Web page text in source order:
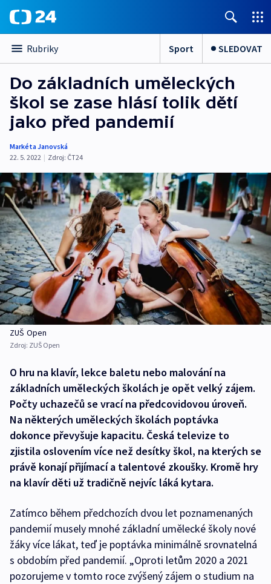
Rubriky Sport SLEDOVAT
Do základních uměleckých
škol se zase hlásí tolik dětí
jako před pandemií
Markéta Janovská
22. 5. 2022 | Zdroj: ČT24
ZUŠ Open
Zdroj: ZUŠ Open
O hru na klavír, lekce baletu nebo malování na
základních uměleckých školách je opět velký zájem.
Počty uchazečů se vrací na předcovidovou úroveň.
Na některých uměleckých školách poptávka
dokonce převyšuje kapacitu. Česká televize to
zjistila oslovením více než desítky škol, na kterých se
právě konají přijímací a talentové zkoušky. Kromě hry
na klavír děti už tradičně nejvíc láká kytara.
Zatímco během předchozích dvou let poznamenaných
pandemií musely mnohé základní umělecké školy nové
žáky více lákat, teď je poptávka minimálně srovnatelná
s obdobím před pandemií. „Oproti letům 2020 a 2021
pozorujeme v tomto roce zvýšený zájem o studium na